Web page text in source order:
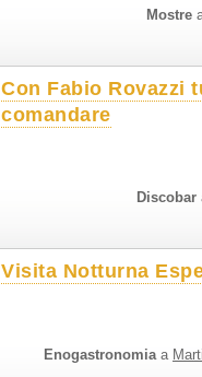
Mostre
Con Fabio Rovazzi
comandare
Discobar
Visita Notturna
Enogastronomiaa